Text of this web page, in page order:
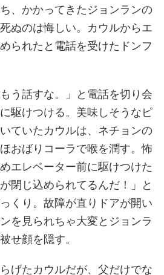
、かかってきたジョンランの
ぬのは悔しい。カウルからエ
られたと電話を受けたドンフ
う話すな。」と電話を切り会
駆けつける。美味しそうなピ
ていたカウルは、ネチョンの
おばりコーラで喉を潤す。怖
エレベーター前に駆けつけた
閉じ込められてるんだ！」と
くり。故障が直りドアが開い
を見られちゃ大変とジョンラ
せ顔を隠す。
げたカウルだが、父だけでな